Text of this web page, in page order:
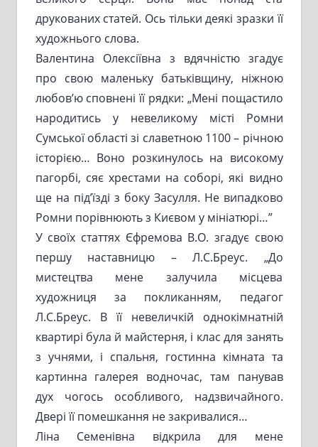
друкованих статей. Ось тільки деякі зразки її
художнього слова.
Валентина Олексіївна з вдячністю згадує
про свою маленьку батьківщину, ніжною
любов’ю сповнені її рядки: „Мені пощастило
народитись у невеликому місті Ромни
Сумської області зі славетною 1100 – річною
історією… Воно розкинулось на високому
пагорбі, сяє хрестами на соборі, які видно
ще на під’їзді з боку Засулля. Не випадково
Ромни порівнюють з Києвом у мініатюрі…”
У своїх статтях Єфремова В.О. згадує свою
першу наставницю – Л.С.Бреус. „До
мистецтва мене залучила місцева
художниця за покликанням, педагог
Л.С.Бреус. В її невеличкій однокімнатній
квартирі була й майстерня, і клас для занять
з учнями, і спальня, гостинна кімната та
картинна галерея водночас, там панував
дух чогось особливого, надзвичайного.
Двері її помешкання не закривалися…
Ліна Семенівна відкрила для мене